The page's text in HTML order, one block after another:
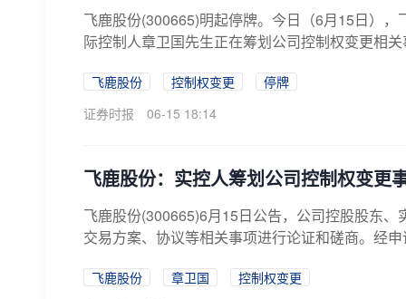
飞鹿股份(300665)明起停牌。今日（6月15日）
际控制人章卫国先生正在筹划公司控制权变更相
飞鹿股份 控制权变更
停牌
证券时报
06-15 18:14
飞鹿股份：实控人筹划公司控制权变更
飞鹿股份(300665)6月15日公告，公司控股股东
交易方案、协议等相关事项进行论证和磋商。经
飞鹿股份 章卫国
控制权变更